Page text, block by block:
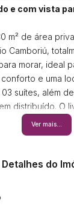
e com vista
m² de área
Camboriú,
morar, ideal
e uma
suítes, além
distribuído. O
para a vista
Possui
em gesso,
a gás,
Ver mais...
Detalhes do